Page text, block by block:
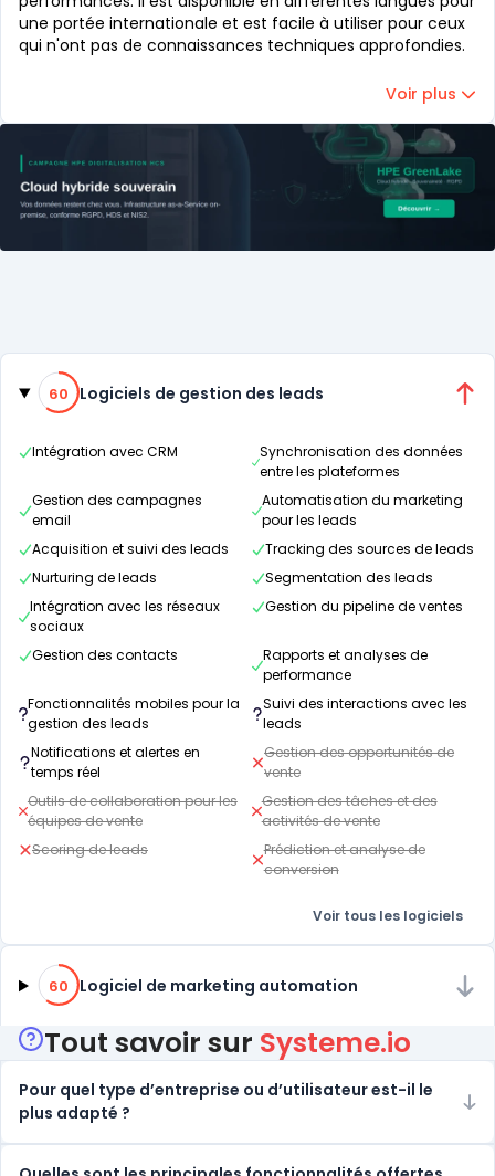
une portée internationale et est facile à utiliser pour ceux
qui n'ont pas de connaissances techniques approfondies.
Voir plus
Catégories
60% de compatibilité
60 Logiciels de gestion des leads
Intégration avec CRM
Synchronisation des données
entre les plateformes
Gestion des campagnes
email
Automatisation du marketing
pour les leads
Acquisition et suivi des leads
Tracking des sources de leads
Nurturing de leads
Segmentation des leads
Intégration avec les réseaux
sociaux
Gestion du pipeline de ventes
Gestion des contacts
Rapports et analyses de
performance
Fonctionnalités mobiles pour la
gestion des leads
Suivi des interactions avec les
leads
Notifications et alertes en
temps réel
Gestion des opportunités de
vente
Outils de collaboration pour les
équipes de vente
Gestion des tâches et des
activités de vente
Scoring de leads
Prédiction et analyse de
conversion
Voir tous les logiciels
60% de compatibilité
60 Logiciel de marketing automation
Tout savoir sur Systeme.io
Pour quel type d’entreprise ou d’utilisateur est-il le
plus adapté ?